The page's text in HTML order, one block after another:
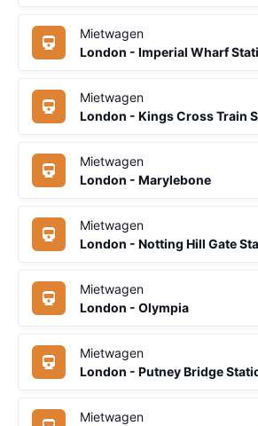
Mietwagen
London - Imperial Wharf
Mietwagen
London - Kings Cross Train
Mietwagen
London - Marylebone
Mietwagen
London - Notting Hill Gate
Mietwagen
London - Olympia
Mietwagen
London - Putney Bridge
Mietwagen